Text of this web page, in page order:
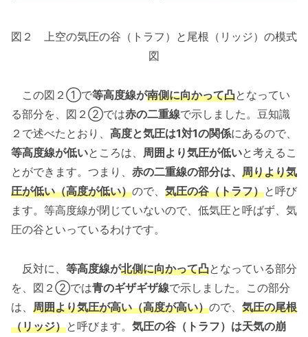
図２ 上空の気圧の谷（トラフ）と尾根（リッジ）の模式
図
この図２➀で等高度線が南側に向かって凸となってい
る部分を、図２②では赤の二重線で示しました。豆知識
２で述べたとおり、 高度と気圧は1対1の関係にあるので、
等高度線が低いところは、 周囲より気圧が低いと考えるこ
とができます。つまり、 赤の二重線の部分は、 周りより気
圧が低い（高度が低い）ので、 気圧の谷（トラフ）と呼び
ます。等高度線が閉じていないので、低気圧と呼ばず、気
圧の谷といっているわけです。
反対に、 等高度線が北側に向かって凸となっている部分
を、図２②では青のギザギザ線で示しました。この部分
は、 周囲より気圧が高い（高度が高い）ので、 気圧の尾根
（リッジ）と呼びます。 気圧の谷（トラフ）は天気の崩